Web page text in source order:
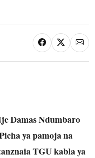
Damas Ndumbaro
ya pamoja na
TGU kabla ya